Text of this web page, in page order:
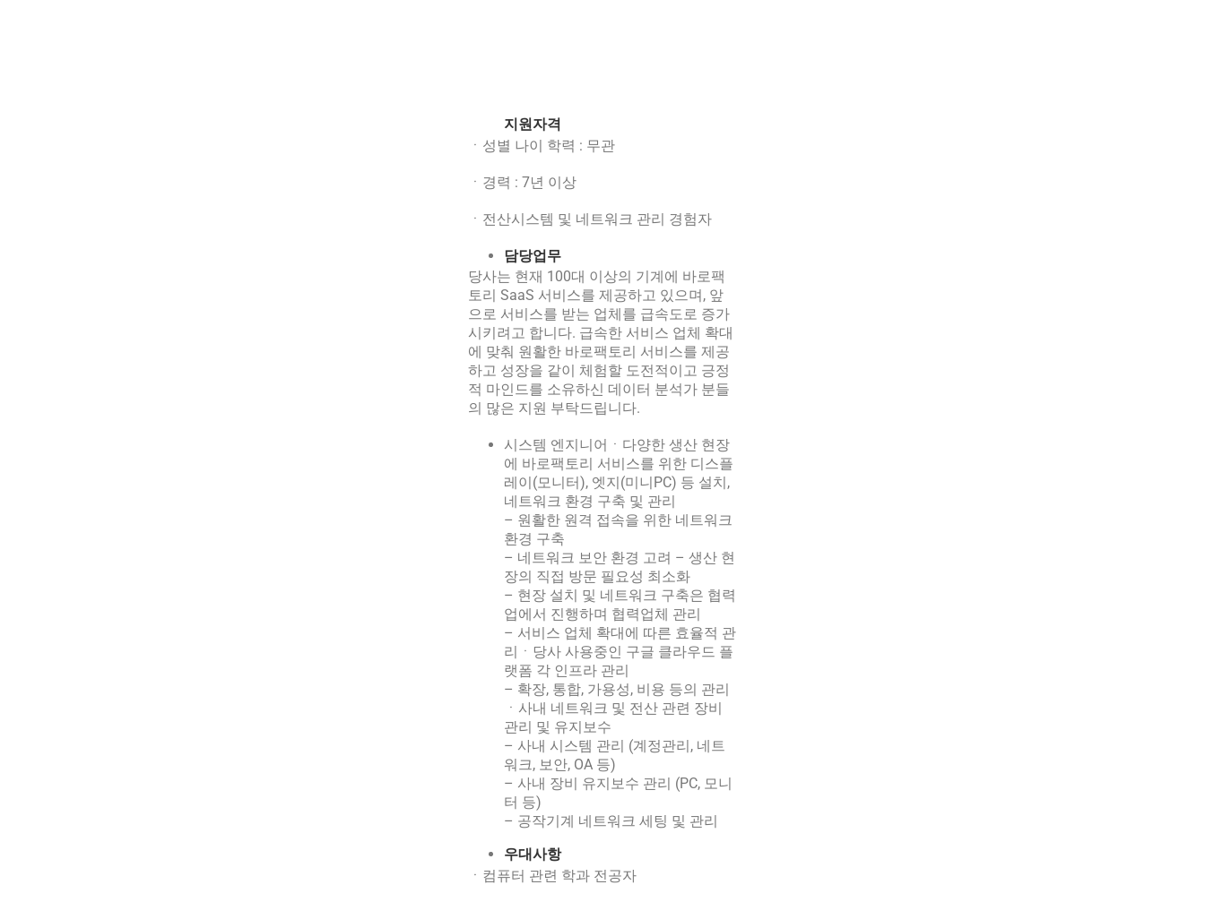
지원자격
ㆍ성별 나이 학력 : 무관
ㆍ경력 : 7년 이상
ㆍ전산시스템 및 네트워크 관리 경험자
담당업무
당사는 현재 100대 이상의 기계에 바로팩
토리 SaaS 서비스를 제공하고 있으며, 앞
으로 서비스를 받는 업체를 급속도로 증가
시키려고 합니다. 급속한 서비스 업체 확대
에 맞춰 원활한 바로팩토리 서비스를 제공
하고 성장을 같이 체험할 도전적이고 긍정
적 마인드를 소유하신 데이터 분석가 분들
의 많은 지원 부탁드립니다.
시스템 엔지니어ㆍ다양한 생산 현장
에 바로팩토리 서비스를 위한 디스플
레이(모니터), 엣지(미니PC) 등 설치,
네트워크 환경 구축 및 관리
– 원활한 원격 접속을 위한 네트워크
환경 구축
– 네트워크 보안 환경 고려 – 생산 현
장의 직접 방문 필요성 최소화
– 현장 설치 및 네트워크 구축은 협력
업에서 진행하며 협력업체 관리
– 서비스 업체 확대에 따른 효율적 관
리ㆍ당사 사용중인 구글 클라우드 플
랫폼 각 인프라 관리
– 확장, 통합, 가용성, 비용 등의 관리
ㆍ사내 네트워크 및 전산 관련 장비
관리 및 유지보수
– 사내 시스템 관리 (계정관리, 네트
워크, 보안, OA 등)
– 사내 장비 유지보수 관리 (PC, 모니
터 등)
– 공작기계 네트워크 세팅 및 관리
우대사항
ㆍ컴퓨터 관련 학과 전공자